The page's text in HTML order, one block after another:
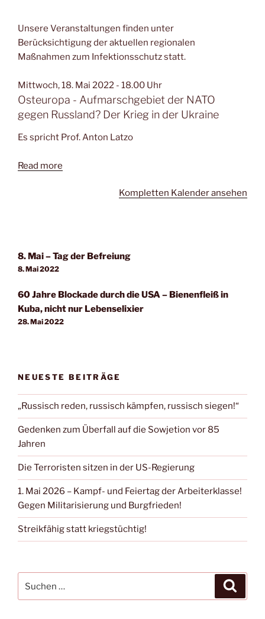
Unsere Veranstaltungen finden unter
Berücksichtigung der aktuellen regionalen
Maßnahmen zum Infektionsschutz statt.
Mittwoch,18. Mai 2022 - 18.00 Uhr
Osteuropa - Aufmarschgebiet der NATO
gegen Russland? Der Krieg in der Ukraine
Es spricht Prof. Anton Latzo
Read more
Kompletten Kalender ansehen
8. Mai – Tag der Befreiung
8. Mai 2022
60 Jahre Blockade durch die USA – Bienenfleiß in
Kuba, nicht nur Lebenselixier
28. Mai 2022
NEUESTE BEITRÄGE
„Russisch reden, russisch kämpfen, russisch siegen!“
Gedenken zum Überfall auf die Sowjetion vor 85
Jahren
Die Terroristen sitzen in der US-Regierung
1. Mai 2026 – Kampf- und Feiertag der Arbeiterklasse!
Gegen Militarisierung und Burgfrieden!
Streikfähig statt kriegstüchtig!